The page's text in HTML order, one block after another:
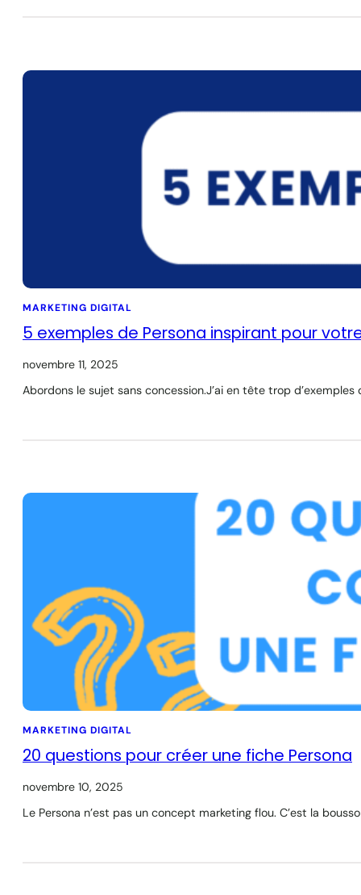
MARKETING DIGITAL
5 exemples de Persona inspirant pour
novembre 11, 2025
Abordons le sujet sans concession.J’ai en tête trop
MARKETING DIGITAL
20 questions pour créer une fiche Persona
novembre 10, 2025
Le Persona n’est pas un concept marketing flou. C’est la